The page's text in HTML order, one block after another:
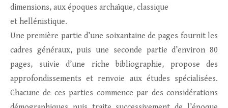
dimensions, aux époques archaïque, classique
et hellénistique.
Une première partie d’une soixantaine de pages fournit les
cadres généraux, puis une seconde partie d’environ 80
pages, suivie d’une riche bibliographie, propose des
approfondissements et renvoie aux études spécialisées.
Chacune de ces parties commence par des considérations